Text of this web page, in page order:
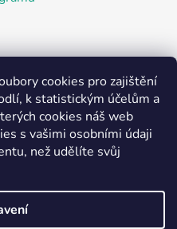
cookies pro zajištění
k statistickým účelům a
cookies náš web
s vašimi osobními údaji
než udělíte svůj
Barefoot Plzeň